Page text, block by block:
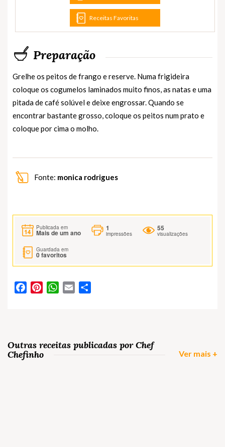
Receitas Favoritas
Preparação
Grelhe os peitos de frango e reserve. Numa frigideira
coloque os cogumelos laminados muito finos, as natas e uma
pitada de café solúvel e deixe engrossar. Quando se
encontrar bastante grosso, coloque os peitos num prato e
coloque por cima o molho.
Fonte: monica rodrigues
Publicada em
Mais de um ano
1
impressões
55
visualizações
Guardada em
0favoritos
FacebookPinterestWhatsApp
Email
Outras receitas publicadas por Chef
Chefinho
Ver mais +